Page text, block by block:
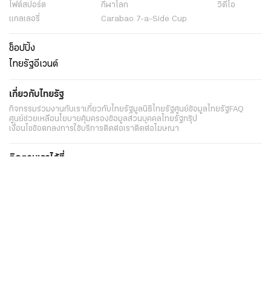
ไฟต์สปอร์ต
กีฬาโลก
วิดีโอ
แกลเลอรี่
Carabao 7-a-Side Cup
ช็อปปิ้ง
ไทยรัฐอีเวนต์
เกี่ยวกับไทยรัฐ
กิจกรรมร่วมงานกับเราเกี่ยวกับไทยรัฐมูลนิธิไทยรัฐศูนย์ข้อมูลไทยรัฐFAQ
ศูนย์ช่วยเหลือนโยบายคุ้มครองข้อมูลส่วนบุคคลไทยรัฐกรุ๊ป
เงื่อนไขข้อตกลงการใช้บริการติดต่อเราติดต่อโฆษณา
ติดตามเราได้ที่